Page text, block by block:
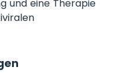
und eine Therapie